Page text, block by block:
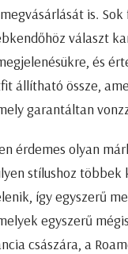
is. Sok
választ
és
állítható össze,
garantáltan
érdemes olyan
stílushoz
így egyszerű
egyszerű
császára, a